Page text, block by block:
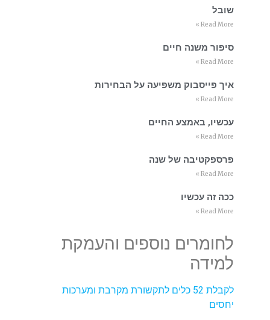
שובל
Read More »
סיפור משנה חיים
Read More »
איך פייסבוק משפיעה על הבחירות
Read More »
עכשיו, באמצע החיים
Read More »
פרספקטיבה של שנה
Read More »
ככה זה עכשיו
Read More »
לחומרים נוספים והעמקת
למידה
לקבלת 52 כלים לתקשורת מקרבת ומערכות
יחסים